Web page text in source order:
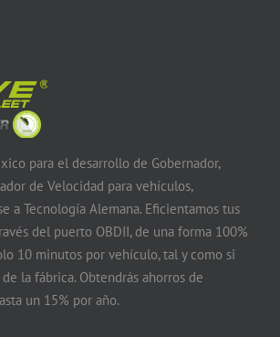
para el desarrollo de Gobernador,
de Velocidad para vehículos,
a Tecnología Alemana. Eficientamos tus
del puerto OBDII, de una forma 100%
10 minutos por vehículo, tal y como si
la fábrica. Obtendrás ahorros de
un 15% por año.